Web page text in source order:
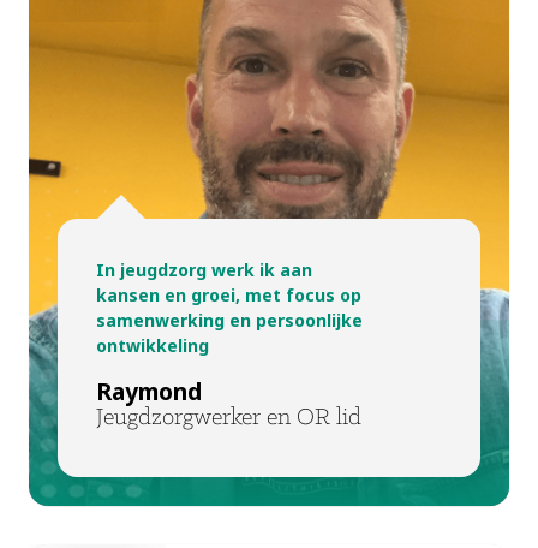
In jeugdzorg werk ik aan
kansen en groei, met focus op
samenwerking en persoonlijke
ontwikkeling
Raymond
Jeugdzorgwerker en OR lid